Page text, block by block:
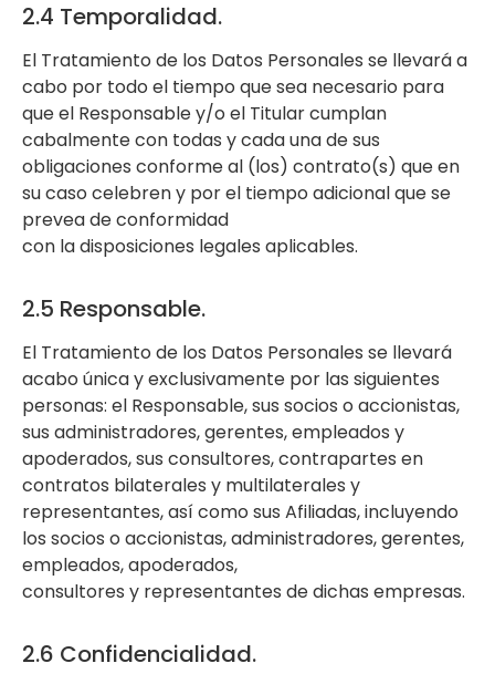
2.4 Temporalidad.
El Tratamiento de los Datos Personales se llevará a
cabo por todo el tiempo que sea necesario para
que el Responsable y/o el Titular cumplan
cabalmente con todas y cada una de sus
obligaciones conforme al (los) contrato(s) que en
su caso celebren y por el tiempo adicional que se
prevea de conformidad
con la disposiciones legales aplicables.
2.5 Responsable.
El Tratamiento de los Datos Personales se llevará
acabo única y exclusivamente por las siguientes
personas: el Responsable, sus socios o accionistas,
sus administradores, gerentes, empleados y
apoderados, sus consultores, contrapartes en
contratos bilaterales y multilaterales y
representantes, así como sus Afiliadas, incluyendo
los socios o accionistas, administradores, gerentes,
empleados, apoderados,
consultores y representantes de dichas empresas.
2.6 Confidencialidad.